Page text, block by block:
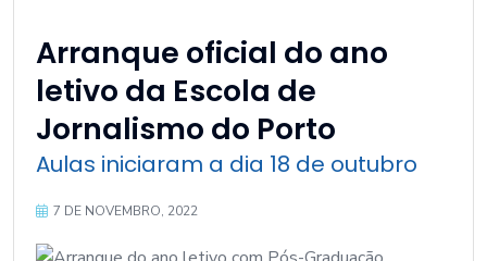
Arranque oficial do ano
letivo da Escola de
Jornalismo do Porto
Aulas iniciaram a dia 18 de outubro
7 DE NOVEMBRO, 2022